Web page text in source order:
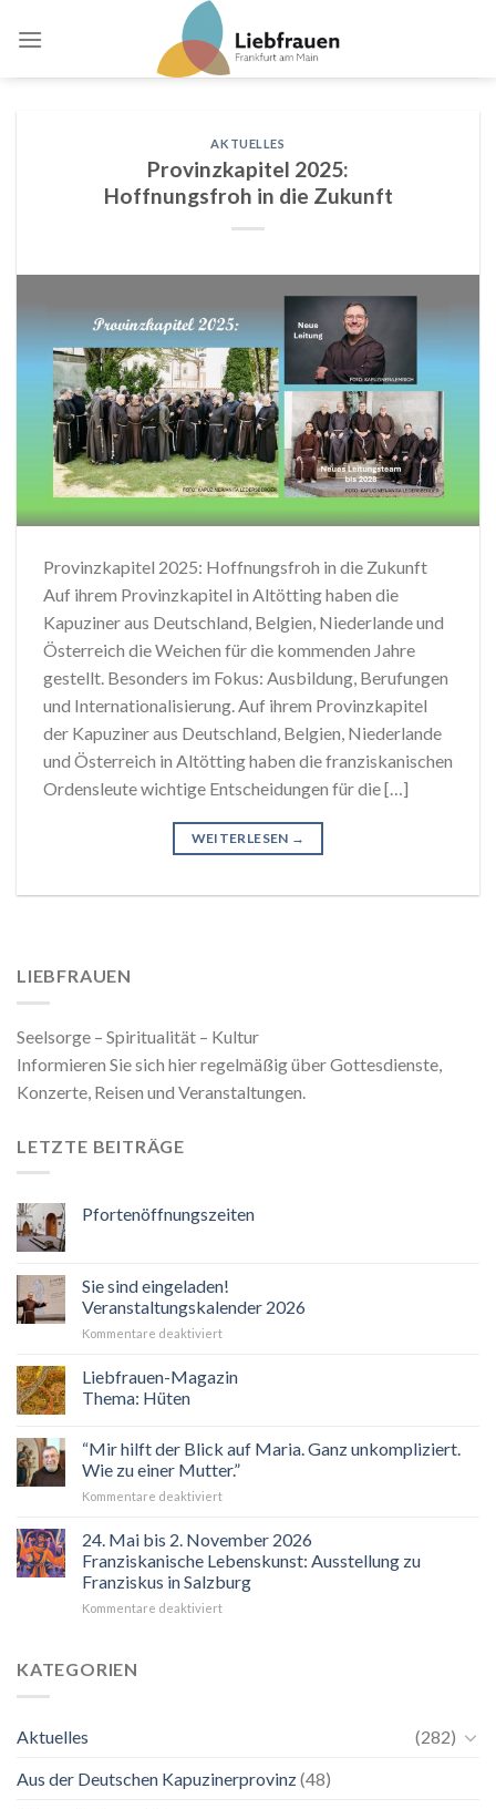
AKTUELLES
Provinzkapitel 2025:
Hoffnungsfroh in die Zukunft
Provinzkapitel 2025: Hoffnungsfroh in die Zukunft
Auf ihrem Provinzkapitel in Altötting haben die
Kapuziner aus Deutschland, Belgien, Niederlande und
Österreich die Weichen für die kommenden Jahre
gestellt. Besonders im Fokus: Ausbildung, Berufungen
und Internationalisierung. Auf ihrem Provinzkapitel
der Kapuziner aus Deutschland, Belgien, Niederlande
und Österreich in Altötting haben die franziskanischen
Ordensleute wichtige Entscheidungen für die […]
WEITERLESEN →
LIEBFRAUEN
Seelsorge – Spiritualität – Kultur
Informieren Sie sich hier regelmäßig über Gottesdienste,
Konzerte, Reisen und Veranstaltungen.
LETZTE BEITRÄGE
Pfortenöffnungszeiten
Sie sind eingeladen!
Veranstaltungskalender 2026
Kommentare deaktiviertfür
sind
Liebfrauen-Magazin
Thema: Hüten
“Mir hilft der Blick auf Maria. Ganz unkompliziert.
Wie zu einer Mutter.”
Kommentare deaktiviertfür
hilft
Blick
auf
Maria.
24. Mai bis 2. November 2026
Franziskanische Lebenskunst: Ausstellung zu
Franziskus in Salzburg
Kommentare deaktiviertfür
Ausstellung
KATEGORIEN
Aktuelles
(282)
Aus der Deutschen Kapuzinerprovinz(48)